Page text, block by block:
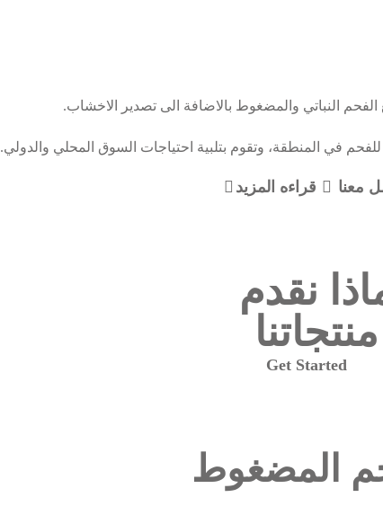
النباتي والمضغوط بالاضافة الى تصدير الاخشاب.
في المنطقة، وتقوم بتلبية احتياجات السوق المحلي والدولي.
معنا قراءه المزيد
نقدم
منتجاتنا
Get Started
المضغوط